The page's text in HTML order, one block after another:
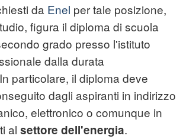
da Enel per tale posizione,
figura il diploma di scuola
grado presso l'istituto
dalla durata
particolare, il diploma deve
dagli aspiranti in indirizzo
elettronico o comunque in
al settore dell'energia.